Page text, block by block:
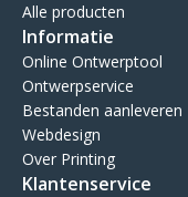
Alle producten
Informatie
Online Ontwerptool
Ontwerpservice
Bestanden aanleveren
Webdesign
Over Printing
Klantenservice